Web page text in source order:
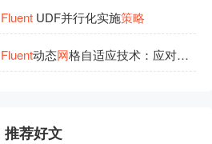
FluentUDF并行化实施策略
Fluent动态网格自适应技术：应对复杂流动的新
推荐好文